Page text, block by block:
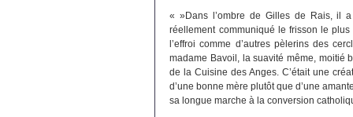
« »Dans l’ombre de Gilles de Rais, il
réellement communiqué le frisson le
l’effroi comme d’autres pèlerins des
madame Bavoil, la suavité même, moitié
de la Cuisine des Anges. C’était une
d’une bonne mère plutôt que d’une
sa longue marche à la conversion